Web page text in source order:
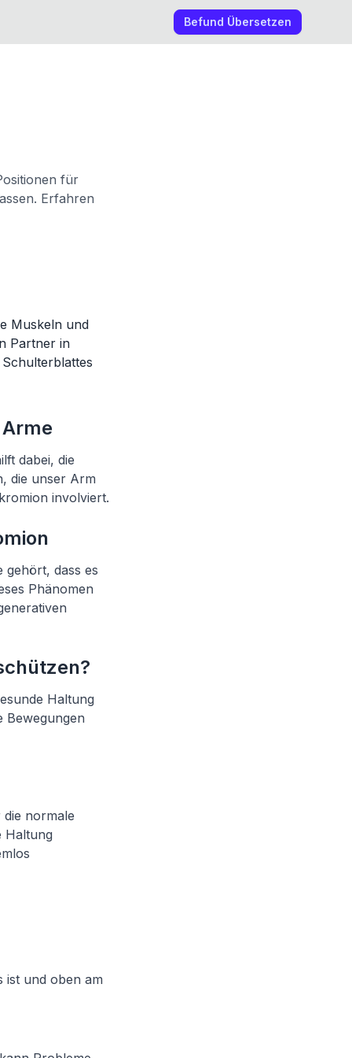
Befund Übersetzen
für
Erfahren
Muskeln und
Partner in
dabei, die
die unser Arm
involviert.
gehört, dass es
Phänomen
Haltung
Bewegungen
normale
Haltung
ist und oben am